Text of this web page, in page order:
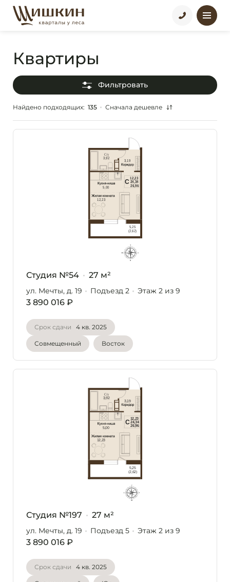
квартиры
Фильтровать
Найдено подходящих: 135 Сначала дешевле
Студия №54 27 м²
ул. Мечты, д. 19 Подъезд 2 Этаж 2из 9
3 890 016 ₽
Срок сдачи 4 кв. 2025
Совмещенный Восток
Студия №197 27 м²
ул. Мечты, д. 19 Подъезд 5 Этаж 2из 9
3 890 016 ₽
Срок сдачи 4 кв. 2025